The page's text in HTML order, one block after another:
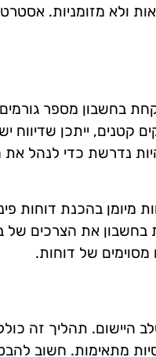
ולא מזומניות.
בחשבון מספר
קטנים, ייתכן שדיווח
נדרשת כדי לנהל את
מיומן בהכנת דוחות
את הצרכים של
מסוימים של דוחות.
היישום. תהליך זה
מתאימות. חשוב